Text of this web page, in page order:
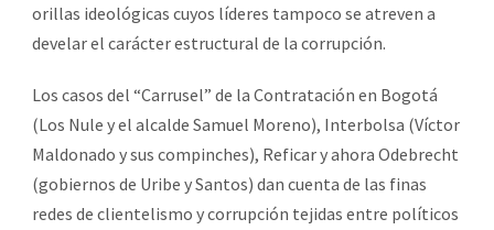
orillas ideológicas cuyos líderes tampoco se atreven a
develar el carácter estructural de la corrupción.
Los casos del “Carrusel” de la Contratación en Bogotá
(Los Nule y el alcalde Samuel Moreno), Interbolsa (Víctor
Maldonado y sus compinches), Reficar y ahora Odebrecht
(gobiernos de Uribe y Santos) dan cuenta de las finas
redes de clientelismo y corrupción tejidas entre políticos